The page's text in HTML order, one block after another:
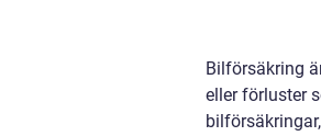
Bilförsäkring
eller förluster